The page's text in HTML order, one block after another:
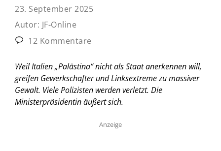
23. September 2025
Autor: JF-Online
12 Kommentare
Weil Italien „Palästina“ nicht als Staat anerkennen will,
greifen Gewerkschafter und Linksextreme zu massiver
Gewalt. Viele Polizisten werden verletzt. Die
Ministerpräsidentin äußert sich.
Anzeige